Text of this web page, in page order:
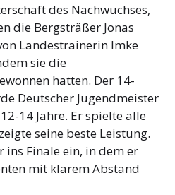
des Nachwuchses,
die Bergsträßer Jonas
Landestrainerin Imke
sie die
hatten. Der 14-
Deutscher Jugendmeister
14 Jahre. Er spielte alle
seine beste Leistung.
ins Finale ein, in dem er
mit klarem Abstand